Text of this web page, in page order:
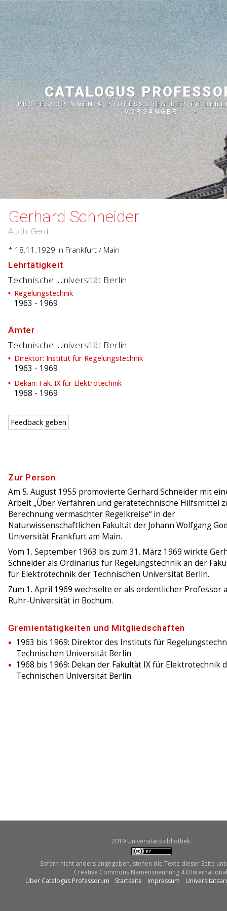
CATALOGUS
PROFESSORINNEN & PROFESSOREN DER TU
VORGÄNGER
Gerhard Schneider
Auch: Gerd
Zur Person
Am 5. August 1955 promovierte Gerhard Schneider mit
Arbeit „Über Verfahren und gerätetechnische Hilfsmittel
Berechnung vermaschter Regelkreise“ in der
Naturwissenschaftlichen Fakultät der Johann Wolfgang
Universität Frankfurt am Main.
Vom 1. September 1963 bis zum 31. März 1969 wirkte
Schneider als Ordinarius für Regelungstechnik an der
für Elektrotechnik der Technischen Universität Berlin.
Zum 1. April 1969 wechselte er als ordentlicher Professor
Ruhr-Universität in Bochum.
Gremientätigkeiten und Mitgliedschaften
1963 bis 1969: Direktor des Instituts für
Technischen Universität Berlin
1968 bis 1969: Dekan der Fakultät IX für Elektrotechnik
Technischen Universität Berlin
* 18.11.1929 in Frankfurt / Main
Lehrtätigkeit
Technische Universität Berlin
Regelungstechnik
1963 - 1969
Ämter
Technische Universität Berlin
Direktor: Institut für Regelungstechnik
1963 - 1969
Dekan: Fak. IX für Elektrotechnik
1968 - 1969
Feedback geben
2019 Universitätsbibliothek.
Sofern nicht anders angegeben, stehen die Texte dieser Seite
Creative Commons Namensnennung 4.0
Über Catalogus Professorum
Startseite Impressum